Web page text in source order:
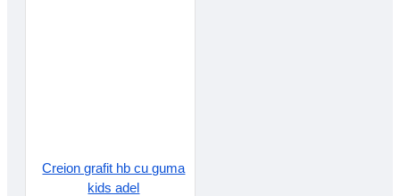
Creion grafit hb cu guma
kids adel